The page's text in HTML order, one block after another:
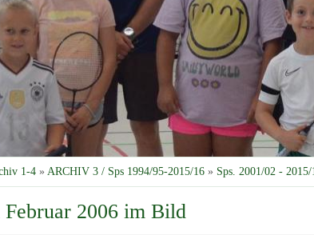
1-4 » ARCHIV 3 / Sps 1994/95-2015/16 » Sps. 2001/02 - 2015/
Februar 2006 im Bild